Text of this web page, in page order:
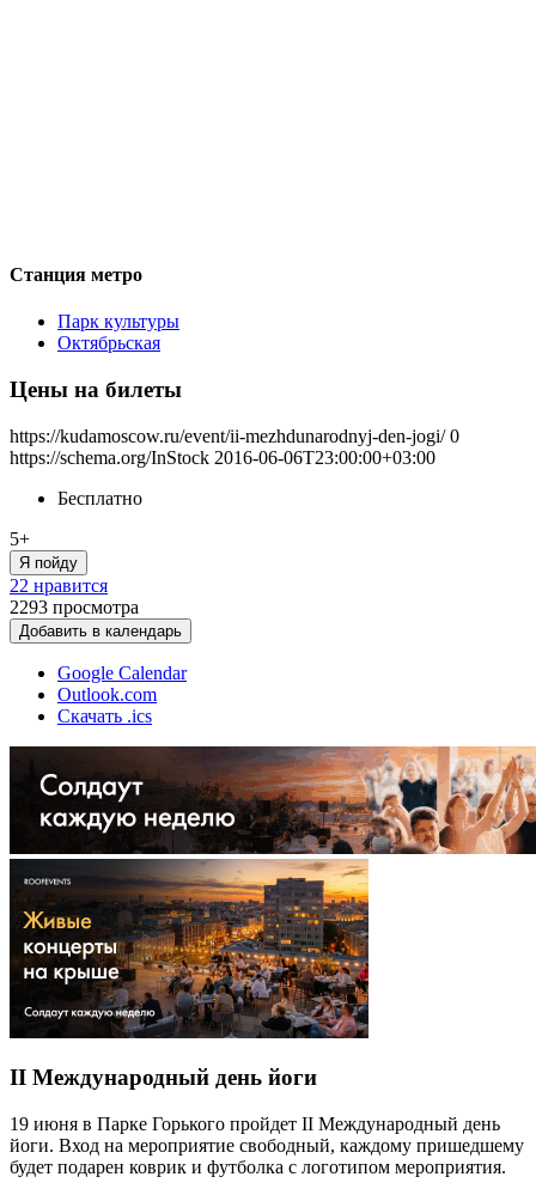
Станция метро
Парк культуры
Октябрьская
Цены на билеты
https://kudamoscow.ru/event/ii-mezhdunarodnyj-den-jogi/ 0
https://schema.org/InStock 2016-06-06T23:00:00+03:00
Бесплатно
5+
Я пойду
22 нравится
2293 просмотра
Добавить в календарь
Google Calendar
Outlook.com
Скачать .ics
II Международный день йоги
19 июня в Парке Горького пройдет II Международный день
йоги. Вход на мероприятие свободный, каждому пришедшему
будет подарен коврик и футболка с логотипом мероприятия.